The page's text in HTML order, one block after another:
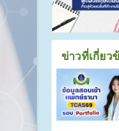
ข่าวที่เกี่ยว